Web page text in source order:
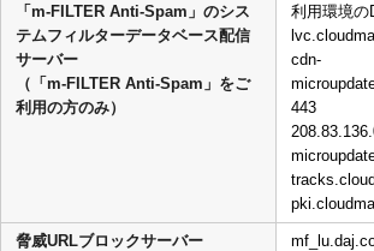
「m-FILTER Anti-Spam」のシス
テムフィルターデータベース配信
サーバー
（「m-FILTER Anti-Spam」をご
利用の方のみ）
利用環境の
cdn-
443
脅威URLブロックサーバー